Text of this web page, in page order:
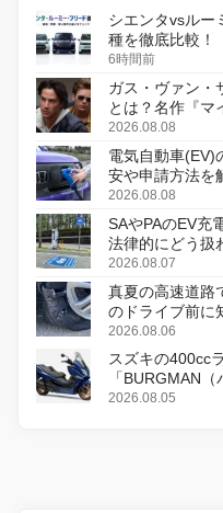
シエンタvsルー
種を徹底比較！
6時間前
ガス・ヴァン・
とは？名作『マ
初のデジタルリ
2026.08.08
電気自動車(EV)
安や申請方法を
2026.08.08
SAやPAのEV充
法律的にどう扱
2026.08.07
真夏の高速道路
のドライブ前に
2026.08.06
スズキの400cc
「BURGMAN
変更し、8月18
2026.08.05